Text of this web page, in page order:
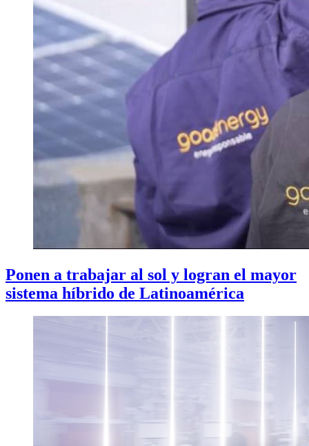
Ponen a trabajar al sol y logran el mayor
sistema híbrido de Latinoamérica